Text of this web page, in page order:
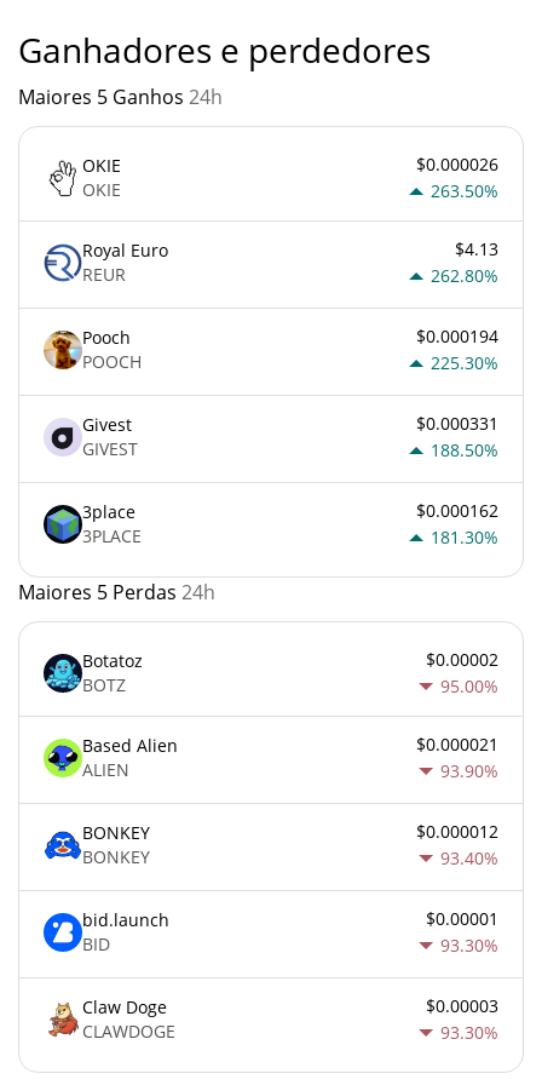
Ganhadores e perdedores
Maiores 5 Ganhos 24h
OKIE
OKIE
$0.000026
263.50%
Royal Euro
REUR
$4.13
262.80%
Pooch
POOCH
$0.000194
225.30%
Givest
GIVEST
$0.000331
188.50%
3place
3PLACE
$0.000162
181.30%
Maiores 5 Perdas 24h
Botatoz
BOTZ
$0.00002
95.00%
Based Alien
ALIEN
$0.000021
93.90%
BONKEY
BONKEY
$0.000012
93.40%
bid.launch
BID
$0.00001
93.30%
Claw Doge
CLAWDOGE
$0.00003
93.30%